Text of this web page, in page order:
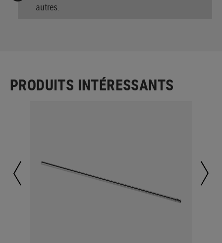
autres.
PRODUITS INTÉRESSANTS